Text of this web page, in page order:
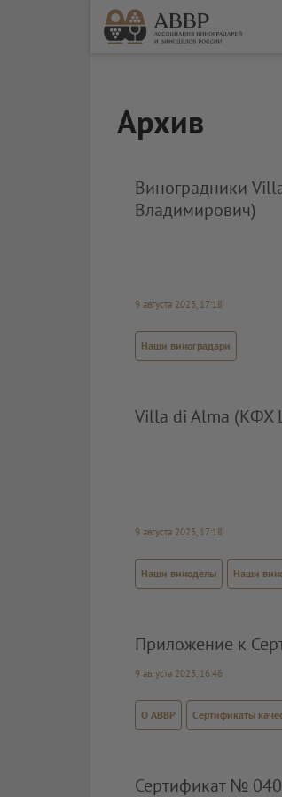
Архив
Виноградники
Владимирович)
9 августа 2023, 17:18
Наши виноградари
Villa di Alma (КФХ
9 августа 2023, 17:18
Наши виноделы Наши
Приложение к
9 августа 2023, 16:46
О АВВР Сертификаты
Сертификат №